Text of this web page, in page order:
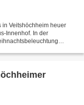
in Veitshöchheim heuer
Innenhof. In der